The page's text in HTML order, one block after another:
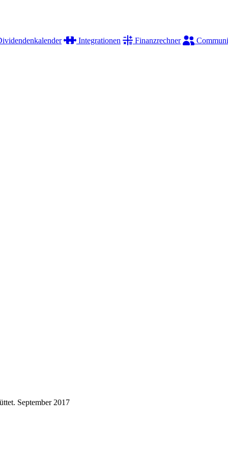
Integrationen Finanzrechner
September 2017